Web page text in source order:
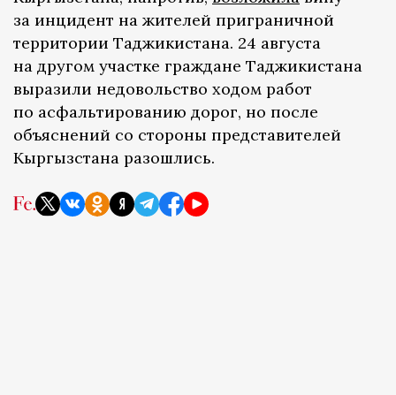
за инцидент на жителей приграничной
территории Таджикистана. 24 августа
на другом участке граждане Таджикистана
выразили недовольство ходом работ
по асфальтированию дорог, но после
объяснений со стороны представителей
Кыргызстана разошлись.